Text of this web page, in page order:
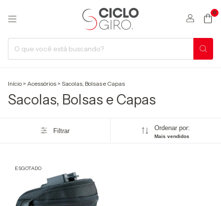
0
Início > Acessórios > Sacolas, Bolsas e Capas
Sacolas, Bolsas e Capas
Filtrar Ordenar por:
Mais vendidos
ESGOTADO